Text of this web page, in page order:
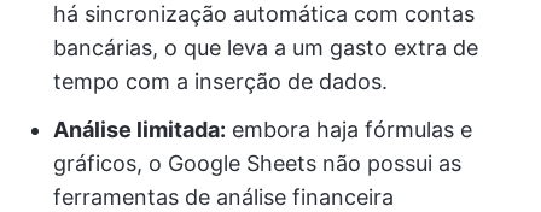
há sincronização automática com contas
bancárias, o que leva a um gasto extra de
tempo com a inserção de dados.
Análise limitada: embora haja fórmulas e
gráficos, o Google Sheets não possui as
ferramentas de análise financeira